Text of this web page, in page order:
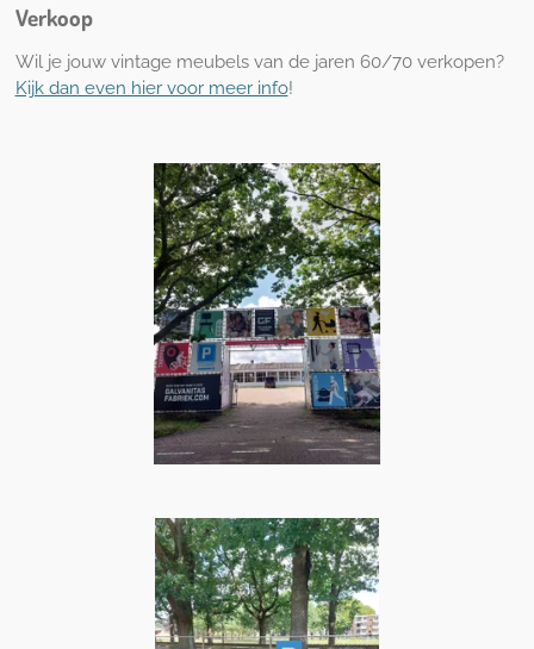
Verkoop
Wil je jouw vintage meubels van de jaren 60/70 verkopen?
Kijk dan even hier voor meer info!